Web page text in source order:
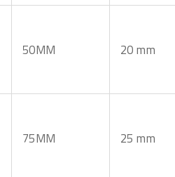
50MM 20 mm
75MM 25 mm